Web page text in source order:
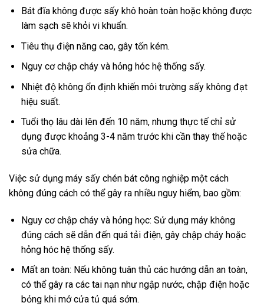
Bát đĩa không được sấy khô hoàn toàn hoặc không được
làm sạch sẽ khỏi vi khuẩn.
Tiêu thụ điện năng cao, gây tốn kém.
Nguy cơ chập cháy và hỏng hóc hệ thống sấy.
Nhiệt độ không ổn định khiến môi trường sấy không đạt
hiệu suất.
Tuổi thọ lâu dài lên đến 10 năm, nhưng thực tế chỉ sử
dụng được khoảng 3-4 năm trước khi cần thay thế hoặc
sửa chữa.
Việc sử dụng máy sấy chén bát công nghiệp một cách
không đúng cách có thể gây ra nhiều nguy hiểm, bao gồm:
Nguy cơ chập cháy và hỏng học: Sử dụng máy không
đúng cách sẽ dẫn đến quá tải điện, gây chập cháy hoặc
hỏng hóc hệ thống sấy.
Mất an toàn: Nếu không tuân thủ các hướng dẫn an toàn,
có thể gây ra các tai nạn như ngập nước, chập điện hoặc
bỏng khi mở cửa tủ quá sớm.